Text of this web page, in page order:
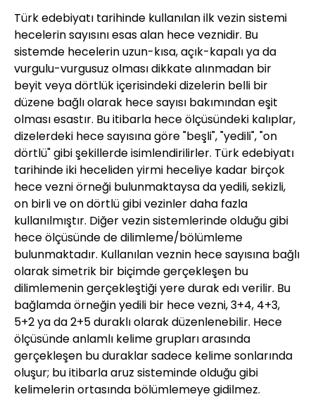
Türk edebiyatı tarihinde kullanılan ilk vezin sistemi
hecelerin sayısını esas alan hece veznidir. Bu
sistemde hecelerin uzun-kısa, açık-kapalı ya da
vurgulu-vurgusuz olması dikkate alınmadan bir
beyit veya dörtlük içerisindeki dizelerin belli bir
düzene bağlı olarak hece sayısı bakımından eşit
olması esastır. Bu itibarla hece ölçüsündeki kalıplar,
dizelerdeki hece sayısına göre "beşli", "yedili", "on
dörtlü" gibi şekillerde isimlendirilirler. Türk edebiyatı
tarihinde iki heceliden yirmi heceliye kadar birçok
hece vezni örneği bulunmaktaysa da yedili, sekizli,
on birli ve on dörtlü gibi vezinler daha fazla
kullanılmıştır. Diğer vezin sistemlerinde olduğu gibi
hece ölçüsünde de dilimleme/bölümleme
bulunmaktadır. Kullanılan veznin hece sayısına bağlı
olarak simetrik bir biçimde gerçekleşen bu
dilimlemenin gerçekleştiği yere durak edı verilir. Bu
bağlamda örneğin yedili bir hece vezni, 3+4, 4+3,
5+2 ya da 2+5 duraklı olarak düzenlenebilir. Hece
ölçüsünde anlamlı kelime grupları arasında
gerçekleşen bu duraklar sadece kelime sonlarında
oluşur; bu itibarla aruz sisteminde olduğu gibi
kelimelerin ortasında bölümlemeye gidilmez.